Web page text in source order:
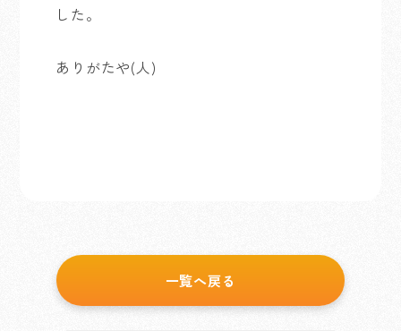
した。
ありがたや(人)
一覧へ戻る